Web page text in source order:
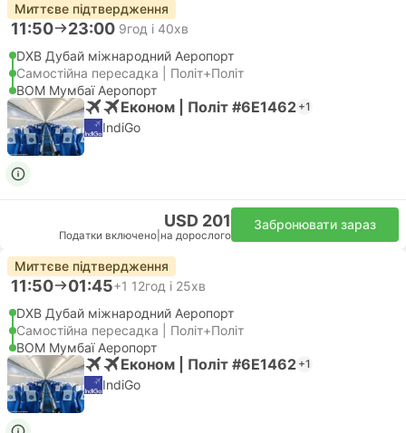
Миттєве підтвердження
11:50 23:00 9год і 40хв
DXB Дубай міжнародний Аеропорт
Самостійна пересадка | Політ+Політ
BOM Мумбаї Аеропорт
Економ | Політ #6E1462 +1
IndiGo
USD 201
Податки включено на дорослого
Забронювати зараз
Миттєве підтвердження
11:50 01:45+1 12год і 25хв
DXB Дубай міжнародний Аеропорт
Самостійна пересадка | Політ+Політ
BOM Мумбаї Аеропорт
Економ | Політ #6E1462 +1
IndiGo